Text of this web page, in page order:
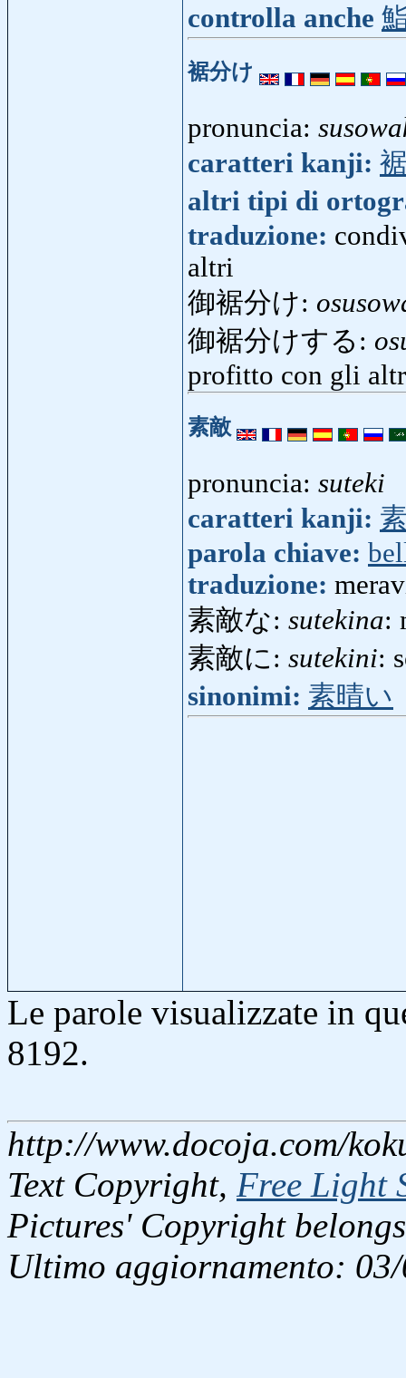
controlla anche
裾分け
pronuncia:
caratteri kanji:
altri tipi di
traduzione:
altri
御裾分け:
御裾分けする:
profitto con gli
素敵
pronuncia: suteki
caratteri kanji:
parola chiave:
traduzione:
素敵な: sutekina:
素敵に: sutekini:
sinonimi: 素晴い
Le parole visualizzate in
8192.
http://www.docoja.com/
Text Copyright, Free Light
Pictures' Copyright
Ultimo aggiornamento: